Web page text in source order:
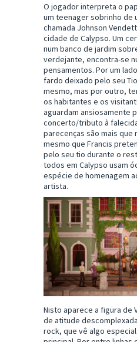
O jogador interpreta o
um teenager sobrinho de
chamada Johnson
cidade de Calypso. Um
num banco de jardim
verdejante, encontra-se
pensamentos. Por um
fardo deixado pelo seu
mesmo, mas por outro,
os habitantes e os
aguardam ansiosamente
concerto/tributo à
parecenças são mais que
mesmo que Francis
pelo seu tio durante o
todos em Calypso usam
espécie de homenagem
artista.
Nisto aparece a figura de
de atitude
rock, que vê algo